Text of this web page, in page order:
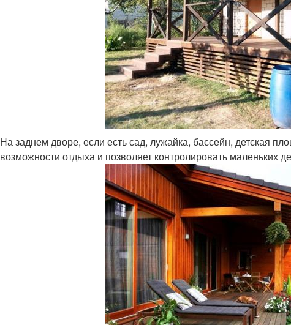
На заднем дворе, если есть сад, лужайка, бассейн, детская
возможности отдыха и позволяет контролировать маленьких